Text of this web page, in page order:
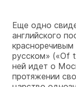
Еще одно
английского
русском» («Of
ней идет о
протяжении